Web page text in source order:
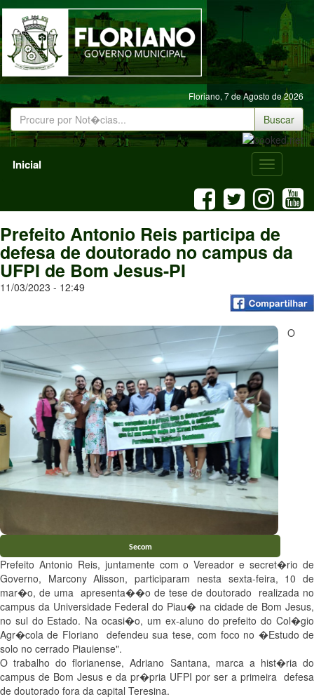
Floriano, 7 de Agosto de 2026
Buscar
Menu
Mobile
Inicial
Prefeito Antonio Reis participa de
defesa de doutorado no campus da
UFPI de Bom Jesus-PI
11/03/2023 - 12:49
Secom
O
Prefeito Antonio Reis, juntamente com o Vereador e secret�rio de
Governo, Marcony Alisson, participaram nesta sexta-feira, 10 de
mar�o, de uma apresenta��o de tese de doutorado realizada no
campus da Universidade Federal do Piau� na cidade de Bom Jesus,
no sul do Estado. Na ocasi�o, um ex-aluno do prefeito do Col�gio
Agr�cola de Floriano defendeu sua tese, com foco no �Estudo de
solo no cerrado Piauiense".
O trabalho do florianense, Adriano Santana, marca a hist�ria do
campus de Bom Jesus e da pr�pria UFPI por ser a primeira defesa
de doutorado fora da capital Teresina.